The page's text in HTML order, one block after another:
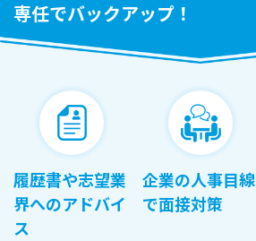
専任でバックアップ！
履歴書や志望業
界へのアドバイ
ス
企業の人事目線
で面接対策